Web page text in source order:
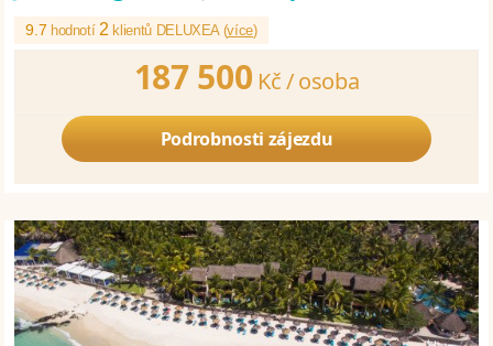
9.7 hodnotí 2 klientů DELUXEA (více)
187 500 Kč /osoba
Podrobnosti zájezdu